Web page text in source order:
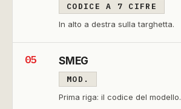
CODICE A 7 CIFRE
In alto a destra sulla targhetta.
05 SMEG
MOD.
Prima riga: il codice del modello.